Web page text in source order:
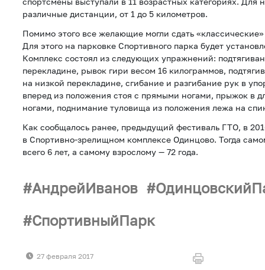
различные дистанции, от 1 до 5 километров.
Помимо этого все желающие могли сдать
Для этого на парковке Спортивного парка будет
Комплекс состоял из следующих упражнений:
перекладине, рывок гири весом 16 килограммов,
на низкой перекладине, сгибание и разгибание рук в
вперед из положения стоя с прямыми ногами, прыжок в
ногами, поднимание туловища из положения лежа на
Как сообщалось ранее, предыдущий фестиваль ГТО, в
в Спортивно-зрелищном комплексе Одинцово. Тогда
всего 6 лет, а самому взрослому — 72 года.
АндрейИванов
СпортивныйПарк
27 февраля 2017